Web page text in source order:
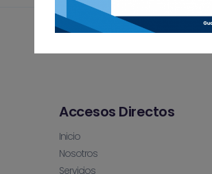
Accesos Directos
Inicio
Nosotros
Servicios